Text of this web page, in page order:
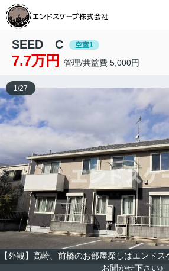
SEED C 空室1
7.7万円 管理/共益費 5,000円
【外観】高崎、前橋のお部屋探しはエンド
お聞かせ下さい♪
1/27